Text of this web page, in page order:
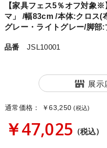
【家具フェス5％オフ対象
マ」 /幅83cm /本体:クロス(
グレー・ライトグレー/脚部:
品番 JSL10001
展示
通常価格： ￥63,250 (税込)
￥47,025 (税込)